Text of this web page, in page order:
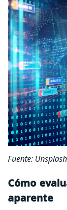
Fuente: Unsplash
Cómo
aparente